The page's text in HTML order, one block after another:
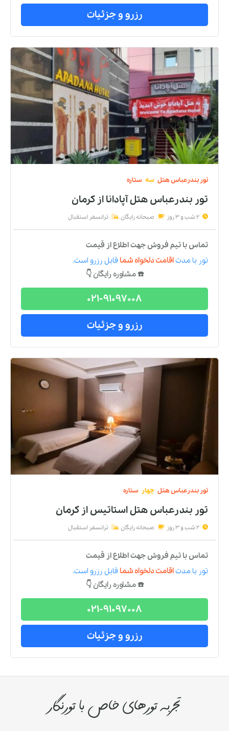
رزرو و جزئیات
تور بندرعباسهتل سه ستاره
تور بندرعباس هتل آپادانااز کرمان
2 شب و 3 روز صبحانه رایگان ترانسفر استقبال
تماس با تیم فروش جهت اطلاع از قیمت
تور با مدتاقامت دلخواه شما قابل رزرو است.
☎️ مشاوره رایگان 👇
021-91097008
رزرو و جزئیات
تور بندرعباسهتل چهار ستاره
تور بندرعباس هتل استاتیساز کرمان
2 شب و 3 روز صبحانه رایگان ترانسفر استقبال
تماس با تیم فروش جهت اطلاع از قیمت
تور با مدتاقامت دلخواه شما قابل رزرو است.
☎️ مشاوره رایگان 👇
021-91097008
رزرو و جزئیات
تجربه تورهای خاص با تورنگار